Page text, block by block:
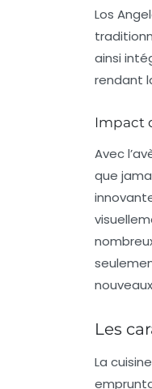
Los
ainsi
rendant
Impact
Avec
que
Les
La